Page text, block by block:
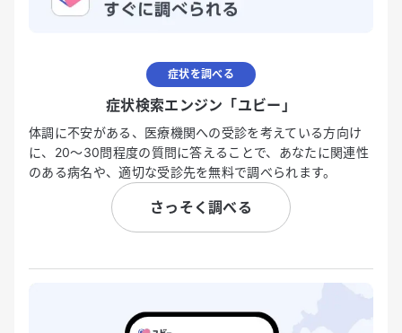
症状を調べる
症状検索エンジン「ユビー」
体調に不安がある、医療機関への受診を考えている方向け
に、20〜30問程度の質問に答えることで、あなたに関連性
のある病名や、適切な受診先を無料で調べられます。
さっそく調べる